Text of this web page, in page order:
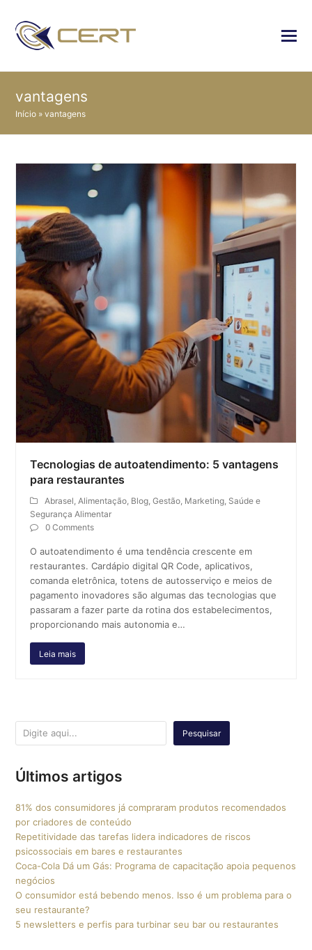
vantagens
Início »vantagens
Tecnologias de autoatendimento: 5 vantagens
para restaurantes
Abrasel,Alimentação, Blog,Gestão, Marketing, Saúde e
Segurança Alimentar
0 Comments
O autoatendimento é uma tendência crescente em
restaurantes. Cardápio digital QR Code, aplicativos,
comanda eletrônica, totens de autosserviço e meios de
pagamento inovadores são algumas das tecnologias que
passaram a fazer parte da rotina dos estabelecimentos,
proporcionando mais autonomia e…
Leia mais
Pesquisar
Últimos artigos
81% dos consumidores já compraram produtos recomendados
por criadores de conteúdo
Repetitividade das tarefas lidera indicadores de riscos
psicossociais em bares e restaurantes
Coca-Cola Dá um Gás: Programa de capacitação apoia pequenos
negócios
O consumidor está bebendo menos. Isso é um problema para o
seu restaurante?
5 newsletters e perfis para turbinar seu bar ou restaurantes